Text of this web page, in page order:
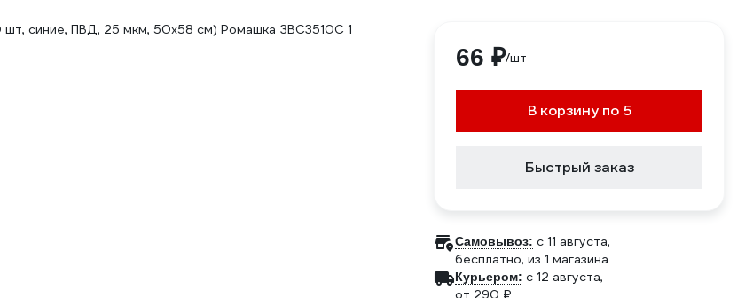
66 ₽/шт
В корзину по 5
Быстрый заказ
Самовывоз: c 11 августа,
бесплатно, из 1 магазина
Курьером: c 12 августа,
от 290 ₽